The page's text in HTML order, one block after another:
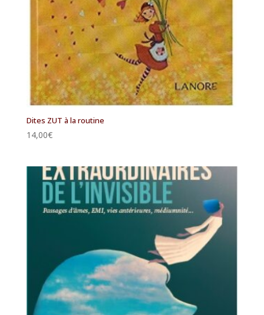
Dites ZUT à la routine
14,00€